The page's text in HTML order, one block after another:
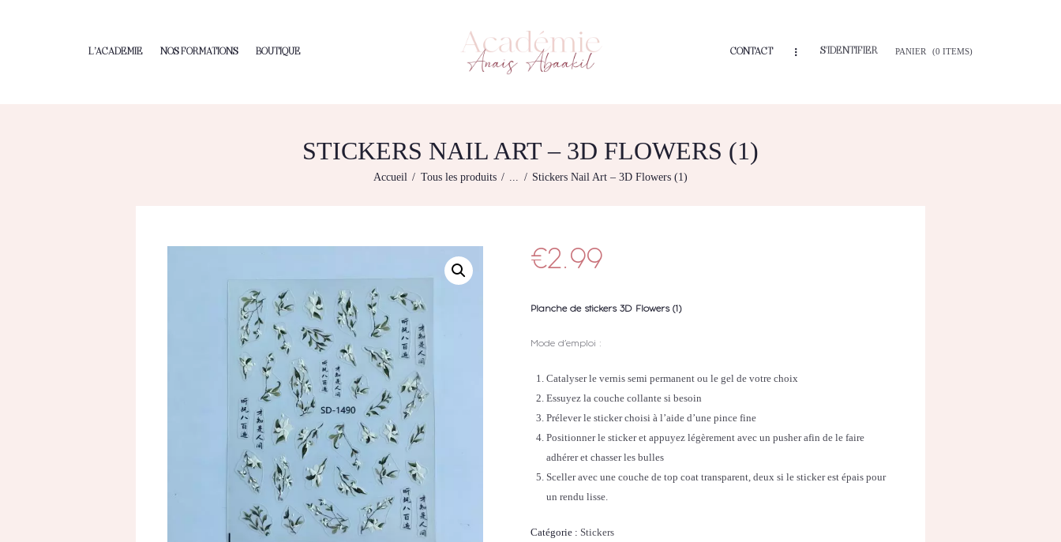
L’ACADEMIE NOS FORMATIONS BOUTIQUE CONTACT S'IDENTIFIER PANIER (0 ITEMS)
STICKERS NAIL ART – 3D FLOWERS (1)
Accueil Tous les produits Stickers Nail Art – 3D Flowers (1)
ACADÉMIE ANAÏS ABAAKIL
Formation et shop Indigo
NOS FORMATIONS
AGENDA DE
BOUTIQUE
CONTACTEZ-NOUS
MODÈLE
€2.99
Planche de stickers 3D Flowers (1)
Mode d’emploi :
Catalyser le vernis semi permanent ou le gel de votre choix
Essuyez la couche collante si besoin
Prélever le sticker choisi à l’aide d’une pince fine
Positionner le sticker et appuyez légèrement avec un pusher afin de le faire
adhérer et chasser les bulles
Sceller avec une couche de top coat transparent, deux si le sticker est épais pour
un rendu lisse.
Catégorie : Stickers